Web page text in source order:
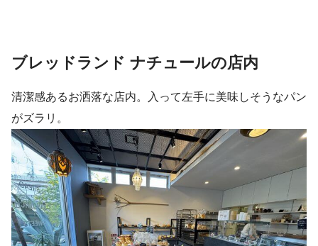
ブレッドランド ナチュールの店内
清潔感あるお洒落な店内。入って左手に美味しそうなパン
がズラリ。